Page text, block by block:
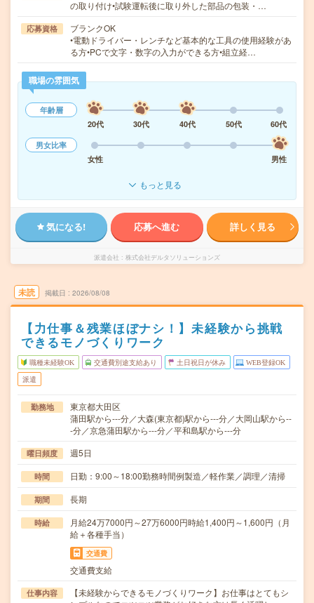
の取り付け•試験運転後に取り外した部品の包装・…
応募資格
ブランクOK
•電動ドライバー・レンチなど基本的な工具の使用経験があ
る方•PCで文字・数字の入力ができる方•組立経…
職場の雰囲気
年齢層
20代
30代 40代 50代
60代
男女比率
女性
男性
もっと見る
気になる! 応募へ進む 詳しく見る
派遣会社 株式会社デルタソリューションズ
未読 掲載日 2026/08/08
【力仕事＆残業ほぼナシ！】未経験から挑戦
できるモノづくりワーク
職種未経験OK 交通費別途支給あり 土日祝日が休み WEB登録OK
派遣
勤務地
東京都大田区
蒲田駅から---分／大森(東京都)駅から---分／大岡山駅から--
-分／京急蒲田駅から---分／平和島駅から---分
曜日頻度 週5日
時間 日勤：9:00～18:00勤務時間例製造／軽作業／調理／清掃
期間 長期
時給
月給24万7000円～27万6000円時給1,400円～1,600円（月
給＋各種手当）
交通費
交通費支給
仕事内容
【未経験からできるモノづくりワーク】お仕事はとてもシ